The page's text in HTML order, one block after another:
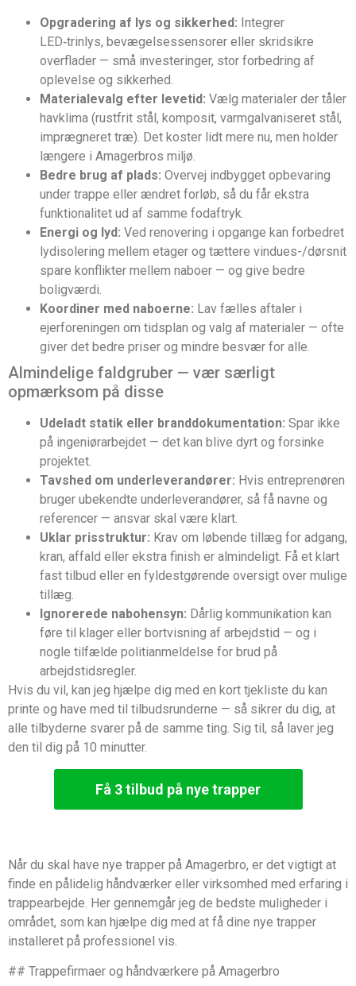
Opgradering af lys og sikkerhed: Integrer
LED‑trinlys, bevægelsessensorer eller skridsikre
overflader — små investeringer, stor forbedring af
oplevelse og sikkerhed.
Materialevalg efter levetid: Vælg materialer der tåler
havklima (rustfrit stål, komposit, varmgalvaniseret stål,
imprægneret træ). Det koster lidt mere nu, men holder
længere i Amagerbros miljø.
Bedre brug af plads: Overvej indbygget opbevaring
under trappe eller ændret forløb, så du får ekstra
funktionalitet ud af samme fodaftryk.
Energi og lyd: Ved renovering i opgange kan forbedret
lydisolering mellem etager og tættere vindues-/dørsnit
spare konflikter mellem naboer — og give bedre
boligværdi.
Koordiner med naboerne: Lav fælles aftaler i
ejerforeningen om tidsplan og valg af materialer — ofte
giver det bedre priser og mindre besvær for alle.
Almindelige faldgruber — vær særligt
opmærksom på disse
Udeladt statik eller branddokumentation: Spar ikke
på ingeniørarbejdet — det kan blive dyrt og forsinke
projektet.
Tavshed om underleverandører: Hvis entreprenøren
bruger ubekendte underleverandører, så få navne og
referencer — ansvar skal være klart.
Uklar prisstruktur: Krav om løbende tillæg for adgang,
kran, affald eller ekstra finish er almindeligt. Få et klart
fast tilbud eller en fyldestgørende oversigt over mulige
tillæg.
Ignorerede nabohensyn: Dårlig kommunikation kan
føre til klager eller bortvisning af arbejdstid — og i
nogle tilfælde politianmeldelse for brud på
arbejdstidsregler.
Hvis du vil, kan jeg hjælpe dig med en kort tjekliste du kan
printe og have med til tilbudsrunderne — så sikrer du dig, at
alle tilbyderne svarer på de samme ting. Sig til, så laver jeg
den til dig på 10 minutter.
Få 3 tilbud på nye trapper
Når du skal have nye trapper på Amagerbro, er det vigtigt at
finde en pålidelig håndværker eller virksomhed med erfaring i
trappearbejde. Her gennemgår jeg de bedste muligheder i
området, som kan hjælpe dig med at få dine nye trapper
installeret på professionel vis.
## Trappefirmaer og håndværkere på Amagerbro